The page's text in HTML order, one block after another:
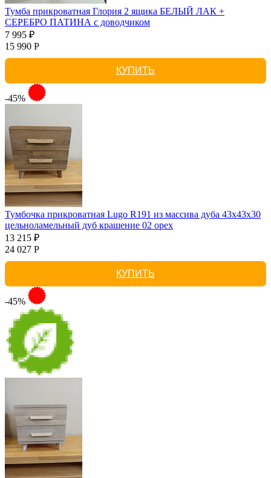
Тумба прикроватная Глория 2 ящика БЕЛЫЙ ЛАК +
СЕРЕБРО ПАТИНА с доводчиком
7 995 ₽
15 990 Р
КУПИТЬ
-45%
Тумбочка прикроватная Lugo R191 из массива дуба 43х43х30
цельноламельный дуб крашение 02 орех
13 215 ₽
24 027 Р
КУПИТЬ
-45%